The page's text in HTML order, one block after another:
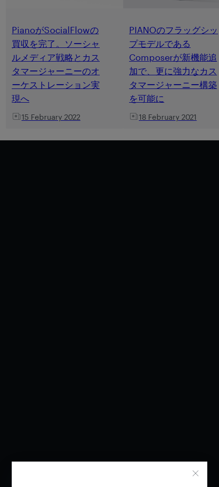
PianoがSocialFlowの
買収を完了。ソーシャ
ルメディア戦略とカス
タマージャーニーのオ
ーケストレーション実
現へ
15 February 2022
PIANOのフラッグシッ
プモデルである
Composerが新機能追
加で、更に強力なカス
タマージャーニー構築
を可能に
18 February 2021